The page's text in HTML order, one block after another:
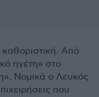
καθοριστική. Από
ηγέτη» στο
Νομικά ο Λευκός
που